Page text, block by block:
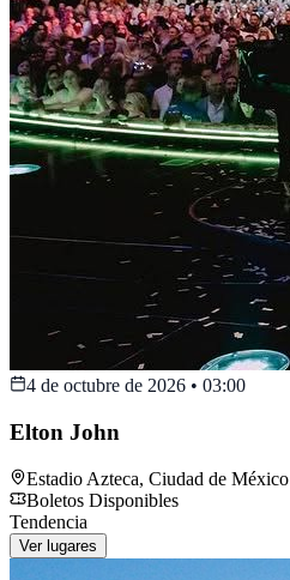
4 de octubre de 2026 • 03:00
Elton John
Estadio Azteca, Ciudad de México
Boletos Disponibles
Tendencia
Ver lugares